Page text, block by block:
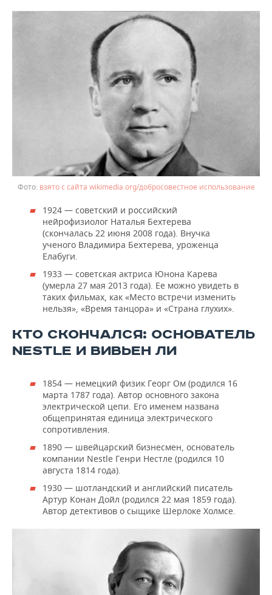
взято с сайта wikimedia.org/добросовестное использование
1924 — советский и российский
нейрофизиолог Наталья Бехтерева
(скончалась 22 июня 2008 года). Внучка
ученого Владимира Бехтерева, уроженца
Елабуги.
1933 — советская актриса Юнона Карева
(умерла 27 мая 2013 года). Ее можно увидеть в
таких фильмах, как «Место встречи изменить
нельзя», «Время танцора» и «Страна глухих».
КТО СКОНЧАЛСЯ: ОСНОВАТЕЛЬ
NESTLE И ВИВЬЕН ЛИ
1854 — немецкий физик Георг Ом (родился 16
марта 1787 года). Автор основного закона
электрической цепи. Его именем названа
общепринятая единица электрического
сопротивления.
1890 — швейцарский бизнесмен, основатель
компании Nestle Генри Нестле (родился 10
августа 1814 года).
1930 — шотландский и английский писатель
Артур Конан Дойл (родился 22 мая 1859 года).
Автор детективов о сыщике Шерлоке Холмсе.